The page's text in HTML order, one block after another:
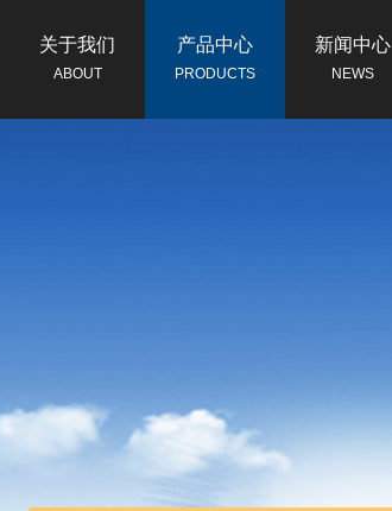
关于我们
ABOUT
产品中心
PRODUCTS
新闻中心
NEWS